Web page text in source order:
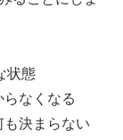
状態
なくなる
決まらない